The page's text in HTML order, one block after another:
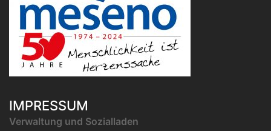
IMPRESSUM
Verwaltung und Sozialladen